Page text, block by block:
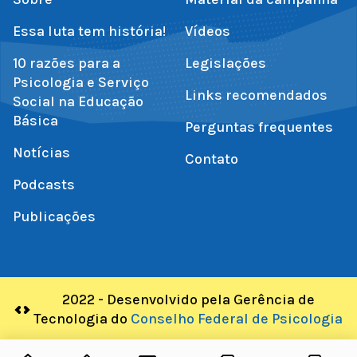
Essa luta tem história!
10 razões para a
Psicologia e Serviço
Social na Educação
Básica
Notícias
Podcasts
Publicações
Vídeos
Legislações
Links recomendados
Perguntas frequentes
Contato
2022 - Desenvolvido pela Gerência de
Tecnologia do Conselho Federal de Psicologia